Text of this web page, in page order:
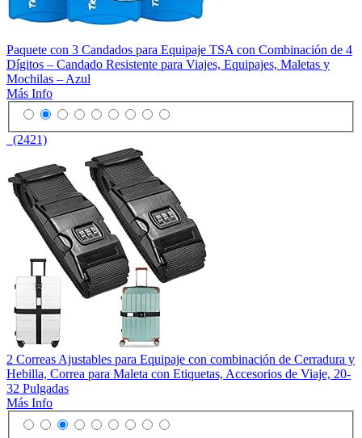
Paquete con 3 Candados para Equipaje TSA con Combinación de 4
Dígitos – Candado Resistente para Viajes, Equipajes, Maletas y
Mochilas – Azul
Más Info
(2421)
2 Correas Ajustables para Equipaje con combinación de Cerradura y
Hebilla, Correa para Maleta con Etiquetas, Accesorios de Viaje, 20-
32 Pulgadas
Más Info